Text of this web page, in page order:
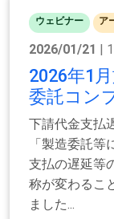
ウェビナー ア
2026/01/21 |
2026年1
委託コン
下請代金支払
「製造委託
支払の遅延等
称が変わるこ
ました...